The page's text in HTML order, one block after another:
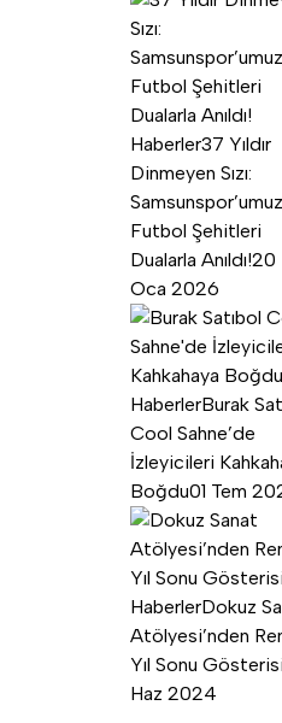
Haberler37 Yıldır
Dinmeyen Sızı:
Futbol Şehitleri
Dualarla Anıldı!20
Oca 2026
HaberlerBurak
Cool Sahne’de
İzleyicileri
Boğdu01 Tem
HaberlerDokuz
Atölyesi’nden
Yıl Sonu
Haz 2024